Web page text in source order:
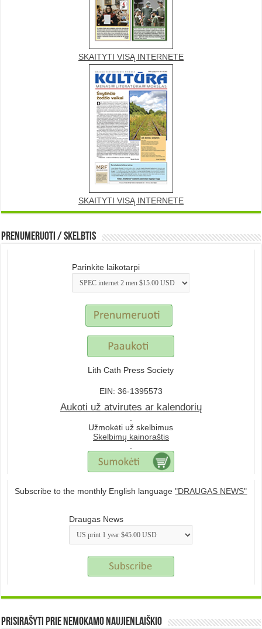
SKAITYTI VISĄ INTERNETE
SKAITYTI VISĄ INTERNETE
Prenumeruoti / Skelbtis
Parinkite laikotarpi
Lith Cath Press Society
EIN: 36-1395573
Aukoti už atvirutes ar kalendorių
.
Užmokėti už skelbimus
Skelbimų kainoraštis
.
Subscribe to the monthly English language"DRAUGAS NEWS"
Draugas News
Prisirašyti prie nemokamo naujienlaiškio